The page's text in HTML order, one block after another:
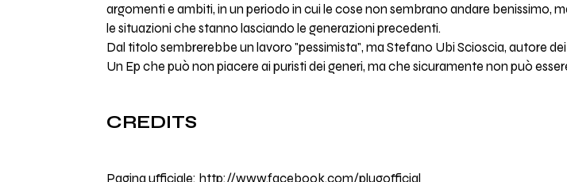
argomenti e ambiti, in un periodo in cui le cose non sembrano andare benissimo,
le situazioni che stanno lasciando le generazioni precedenti.
Dal titolo sembrerebbe un lavoro "pessimista", ma Stefano Ubi Scioscia, autore
Un Ep che può non piacere ai puristi dei generi, ma che sicuramente non può
CREDITS
Pagina ufficiale: http://www.facebook.com/plugofficial